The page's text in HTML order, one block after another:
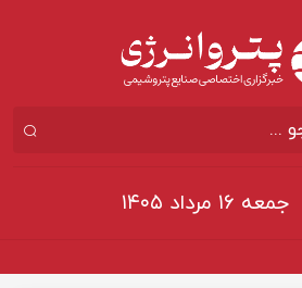
جمعه ۱۶ مرداد ۱۴۰۵